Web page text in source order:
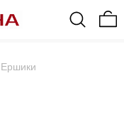
Ершики